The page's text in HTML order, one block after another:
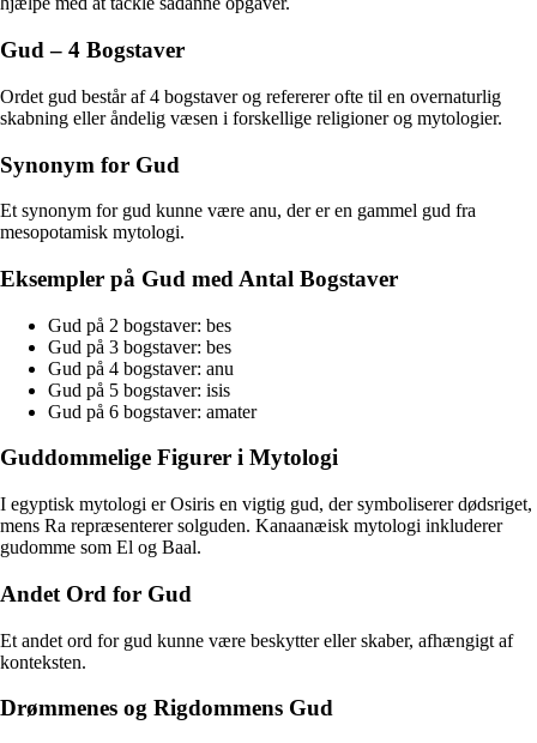
Gud – 4 Bogstaver
Ordet gud består af 4 bogstaver og refererer ofte til en overnaturlig
skabning eller åndelig væsen i forskellige religioner og mytologier.
Synonym for Gud
Et synonym for gud kunne være anu, der er en gammel gud fra
mesopotamisk mytologi.
Eksempler på Gud med Antal Bogstaver
Gud på 2 bogstaver: bes
Gud på 3 bogstaver: bes
Gud på 4 bogstaver: anu
Gud på 5 bogstaver: isis
Gud på 6 bogstaver: amater
Guddommelige Figurer i Mytologi
I egyptisk mytologi er Osiris en vigtig gud, der symboliserer dødsriget,
mens Ra repræsenterer solguden. Kanaanæisk mytologi inkluderer
gudomme som El og Baal.
Andet Ord for Gud
Et andet ord for gud kunne være beskytter eller skaber, afhængigt af
konteksten.
Drømmenes og Rigdommens Gud